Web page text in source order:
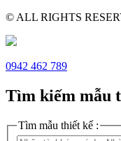
© ALL RIGHTS
0942 462 789
Tìm kiếm mẫu
Tìm mẫu thiết kế :